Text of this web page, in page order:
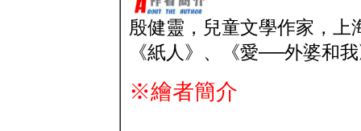
殷健靈，兒童文學作家，
《紙人》、《愛──外婆和
※繪者簡介